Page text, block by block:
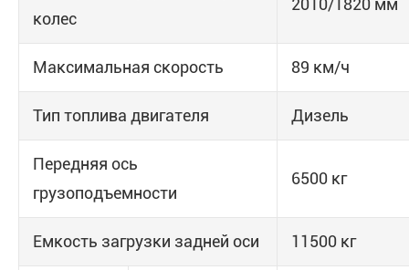
колес
2010/1820 мм
Максимальная скорость 89 км/ч
Тип топлива двигателя Дизель
Передняя ось
грузоподъемности
6500 кг
Емкость загрузки задней оси 11500 кг